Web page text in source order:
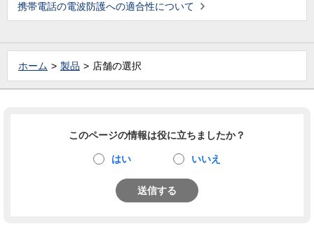
携帯電話の電波防護への適合性について
ホーム 製品 店舗の選択
このページの情報は役に立ちましたか？
はい いいえ
送信する